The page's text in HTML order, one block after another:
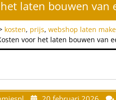
laten bouwen van
kosten, prijs, webshop laten
voor het laten bouwen van